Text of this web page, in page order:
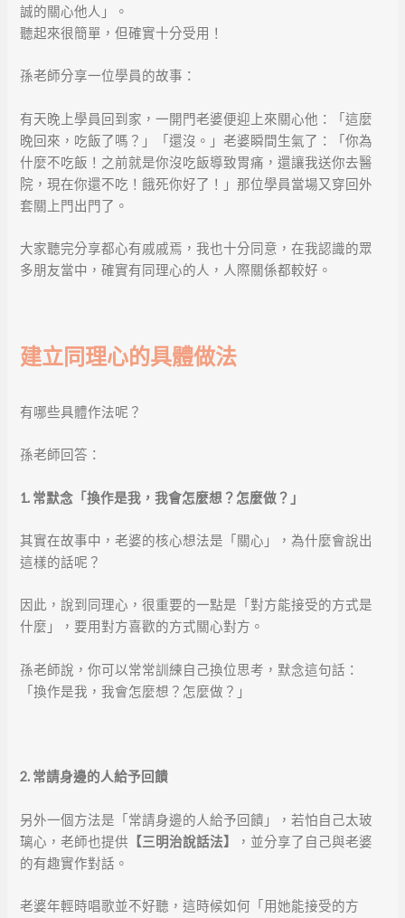
誠的關心他人」。
聽起來很簡單，但確實十分受用！
孫老師分享一位學員的故事：
有天晚上學員回到家，一開門老婆便迎上來關心他：「這麼
晚回來，吃飯了嗎？」「還沒。」老婆瞬間生氣了：「你為
什麼不吃飯！之前就是你沒吃飯導致胃痛，還讓我送你去醫
院，現在你還不吃！餓死你好了！」那位學員當場又穿回外
套關上門出門了。
大家聽完分享都心有戚戚焉，我也十分同意，在我認識的眾
多朋友當中，確實有同理心的人，人際關係都較好。
建立同理心的具體做法
有哪些具體作法呢？
孫老師回答：
1. 常默念「換作是我，我會怎麼想？怎麼做？」
其實在故事中，老婆的核心想法是「關心」，為什麼會說出
這樣的話呢？
因此，說到同理心，很重要的一點是「對方能接受的方式是
什麼」，要用對方喜歡的方式關心對方。
孫老師說，你可以常常訓練自己換位思考，默念這句話：
「換作是我，我會怎麼想？怎麼做？」
2. 常請身邊的人給予回饋
另外一個方法是「常請身邊的人給予回饋」，若怕自己太玻
璃心，老師也提供 【三明治說話法】
，並分享了自己與老婆
的有趣實作對話。
老婆年輕時唱歌並不好聽，這時候如何「用她能接受的方